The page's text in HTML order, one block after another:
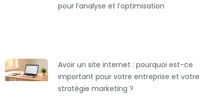
pour l’analyse et l’optimisation
Avoir un site internet : pourquoi est-ce
important pour votre entreprise et votre
stratégie marketing ?